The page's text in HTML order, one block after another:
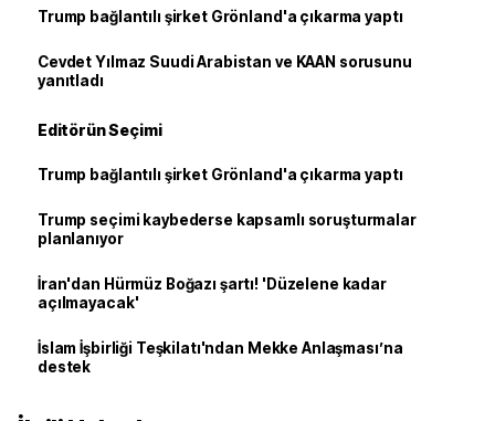
Trump bağlantılı şirket Grönland'a çıkarma yaptı
Cevdet Yılmaz Suudi Arabistan ve KAAN sorusunu
yanıtladı
Editörün Seçimi
Trump bağlantılı şirket Grönland'a çıkarma yaptı
Trump seçimi kaybederse kapsamlı soruşturmalar
planlanıyor
İran'dan Hürmüz Boğazı şartı! 'Düzelene kadar
açılmayacak'
İslam İşbirliği Teşkilatı'ndan Mekke Anlaşması’na
destek